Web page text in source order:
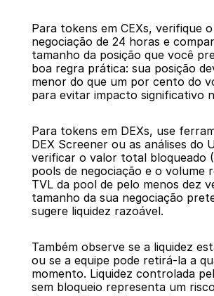
Para tokens em CEXs, verifique
negociação de 24 horas e
tamanho da posição que você
boa regra prática: sua posição
menor do que um por cento do
para evitar impacto significativo
Para tokens em DEXs, use
DEX Screener ou as análises do
verificar o valor total bloqueado
pools de negociação e o volume
TVL da pool de pelo menos dez
tamanho da sua negociação
sugere liquidez razoável.
Também observe se a liquidez
ou se a equipe pode retirá-la a
momento. Liquidez controlada
sem bloqueio representa um